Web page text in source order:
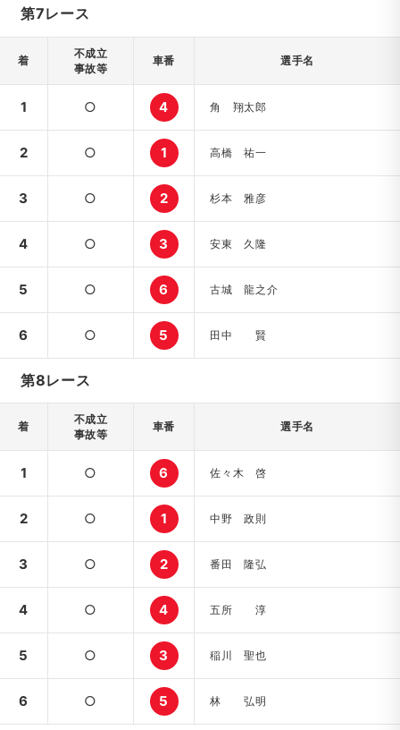
第7レース
着
不成立
事故等
車番 選手名
1 ○ 4 角 翔太郎
2 ○ 1 高橋 祐一
3 ○ 2 杉本 雅彦
4 ○ 3 安東 久隆
5 ○ 6 古城 龍之介
6 ○ 5 田中 賢
第8レース
着
不成立
事故等
車番 選手名
1 ○ 6 佐々木 啓
2 ○ 1 中野 政則
3 ○ 2 番田 隆弘
4 ○ 4 五所 淳
5 ○ 3 稲川 聖也
6 ○ 5 林 弘明